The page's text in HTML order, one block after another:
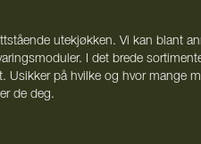
utekjøkken. Vi kan blant
I det brede
Usikker på hvilke og hvor mange
de deg.